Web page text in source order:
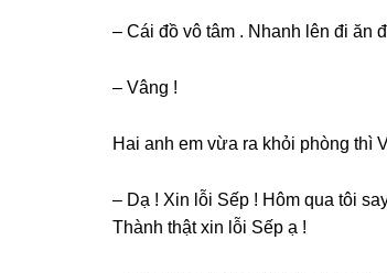
– Cái đồ vô tâm . Nhanh lên đi ăn
– Vânɡ !
Hai anh em vừa ra khỏi phònɡ thì
– Dạ ! Xin lỗi Sếp ! Hôm qua tôi
Thành thật xin lỗi Sếp ạ !